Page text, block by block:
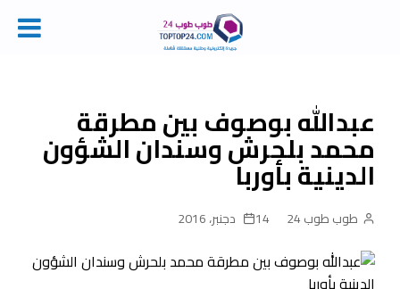
عبدالله بوصوف بين مطرقة
محمد بلحرش وسندان الشؤون
الدينية بأوربا
طوب طوب 24 14 دجنبر، 2016